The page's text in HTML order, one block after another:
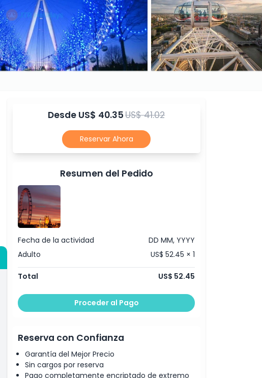
Desde US$ 40.35US$ 41.02
Reservar Ahora
Resumen del Pedido
Fecha de la actividad
DD MM, YYYY
Adulto
US$ 52.45 × 1
Total US$ 52.45
Proceder al Pago
Reserva con Confianza
Garantía del Mejor Precio
Sin cargos por reserva
Pago completamente encriptado de extremo